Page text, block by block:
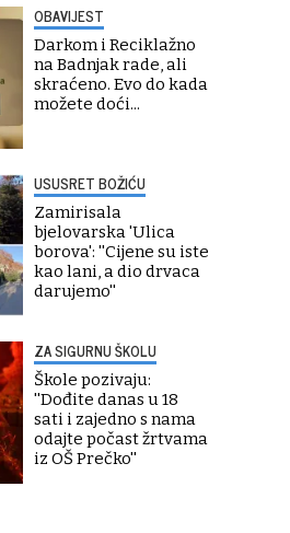
OBAVIJEST
Darkom i Reciklažno
na Badnjak rade, ali
skraćeno. Evo do kada
možete doći...
USUSRET BOŽIĆU
Zamirisala
bjelovarska 'Ulica
borova': ''Cijene su iste
kao lani, a dio drvaca
darujemo''
ZA SIGURNU ŠKOLU
Škole pozivaju:
''Dođite danas u 18
sati i zajedno s nama
odajte počast žrtvama
iz OŠ Prečko''